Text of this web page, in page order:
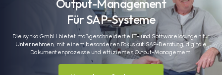
Output-Management
Für SAP-Systeme
Die synka GmbH bietet maßgeschneiderte IT- und Softwarelösungen für
Unternehmen, mit einem besonderen Fokus auf SAP-Beratung, digitale
Dokumentenprozesse und effizientes Output-Management.